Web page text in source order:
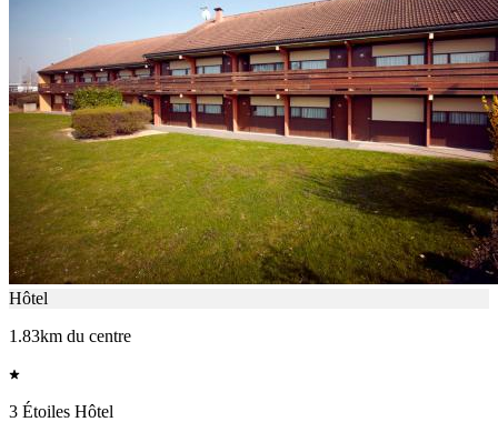
Hôtel
1.83km du centre
3 Étoiles Hôtel